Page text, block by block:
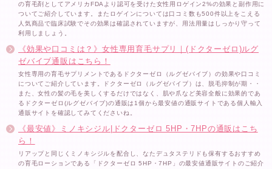
の育毛剤としてアメリカFDAより認可を受けた女性用ロゲイン2%の効果と副作用に
ついてご紹介しています。またロゲインについては口コミ数も500件以上をこえる
人気商品で臨床試験でその効果は確認されていますが、用法用量はしっかり守って
利用しましょう。
《効果や口コミは？》女性専用育毛サプリ｜(ドクターゼロ)ルグ
ゼバイブ通販はこちら！
女性専用の育毛サプリメントであるドクターゼロ（ルグゼバイブ）の効果や口コミ
についてご紹介しています。ドクターゼロ（ルグゼバイブ）は、脱毛抑制が期・・
また、女性の髪の毛を美しくするだけではなく、肌や爪など美容全般に効果的であ
るドクターゼロ(ルグゼバイブ)の通販は1個から最安値の通販サイトである個人輸入
通販サイトを確認してみてくださいね。
《最安値》ミノキシジル|ドクターゼロ 5HP・7HPの通販はこち
ら！
リアップと同じくミノキシジルを配合し、なたデュタステリドも保有するおすすめ
の育毛ローションである「ドクターゼロ 5HP・7HP」の最安値通販サイトのご紹介